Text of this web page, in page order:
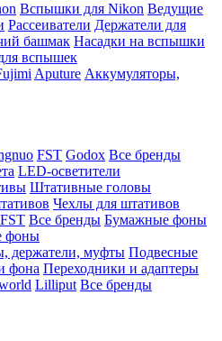
Вспышки для Nikon Ведущие
Рассеиватели Держатели для
башмак Насадки на вспышки
вспышек
Aputure Аккумуляторы,
FST Godox Все бренды
LED-осветители
Штативные головы
Чехлы для штативов
FST Все бренды Бумажные фоны
фоны
держатели, муфты Подвесные
фона Переходники и адаптеры
Lilliput Все бренды